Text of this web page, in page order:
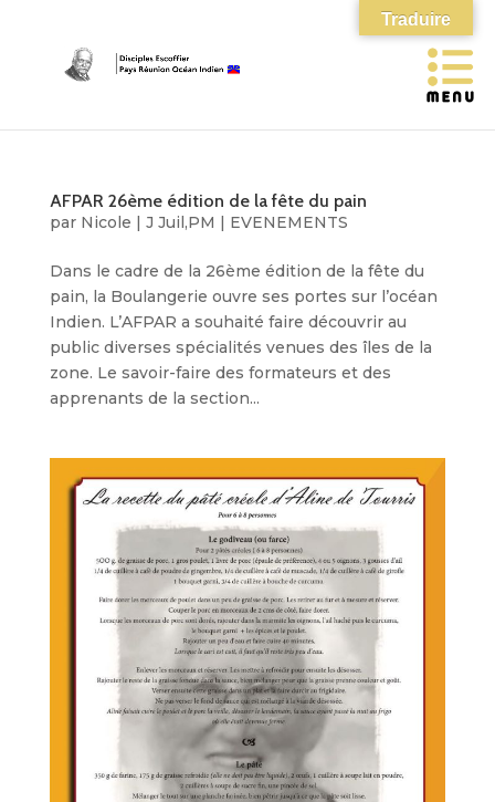
AFPAR 26ème édition de la fête du pain
par Nicole | J Juil,PM | EVENEMENTS
Dans le cadre de la 26ème édition de la fête du
pain, la Boulangerie ouvre ses portes sur l’océan
Indien. L’AFPAR a souhaité faire découvrir au
public diverses spécialités venues des îles de la
zone. Le savoir-faire des formateurs et des
apprenants de la section...
Traduire